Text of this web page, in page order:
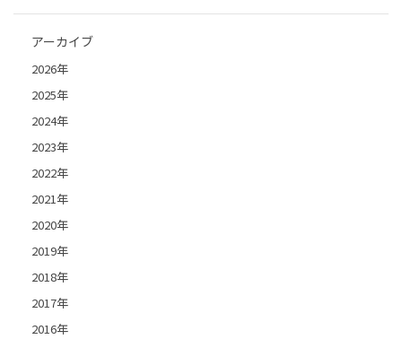
アーカイブ
2026年
2025年
2024年
2023年
2022年
2021年
2020年
2019年
2018年
2017年
2016年